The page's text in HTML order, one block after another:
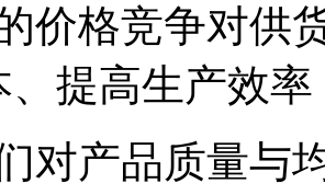
价格竞争对供
、提高生产效率
对产品质量与